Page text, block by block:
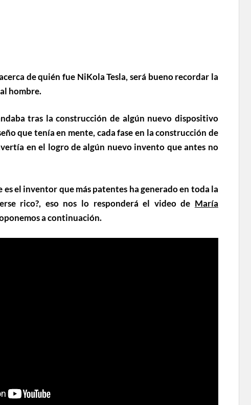
de quién fue NiKola Tesla, será bueno recordar la
hombre.
tras la construcción de algún nuevo dispositivo
que tenía en mente, cada fase en la construcción de
en el logro de algún nuevo invento que antes no
el inventor que más patentes ha generado en toda la
rico?, eso nos lo responderá el video de María
a continuación.